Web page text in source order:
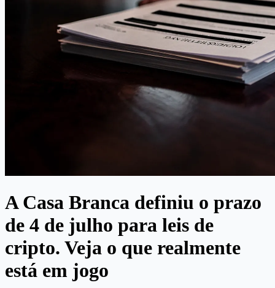
A Casa Branca definiu o prazo
de 4 de julho para leis de
cripto. Veja o que realmente
está em jogo